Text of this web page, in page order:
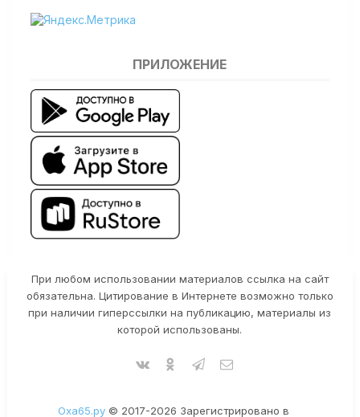
ПРИЛОЖЕНИЕ
При любом использовании материалов ссылка на сайт
обязательна. Цитирование в Интернете возможно только
при наличии гиперссылки на публикацию, материалы из
которой использованы.
Оха65.ру© 2017-2026 Зарегистрировано в